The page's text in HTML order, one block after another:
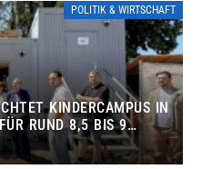
POLITIK & WIRTSCHAFT
KINDERCAMPUS IN
RUND 8,5 BIS 9